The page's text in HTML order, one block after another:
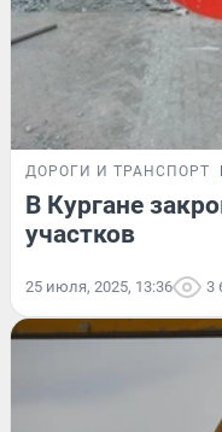
ДОРОГИ И ТРАНСПОРТ
В Кургане
участков
25 июля, 2025, 13:36 3